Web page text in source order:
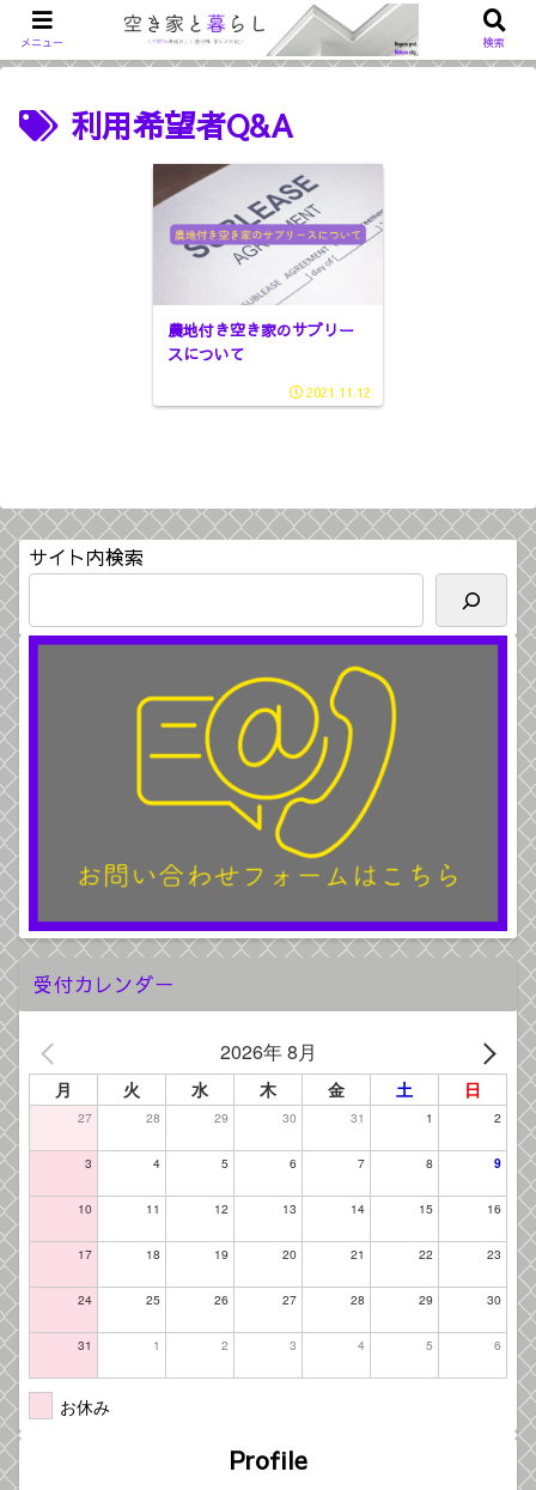
利用希望者Q&A
農地付き空き家のサブリー
スについて
2021.11.12
サイト内検索
受付カレンダー
2026年 8月
月 火 水 木 金 土 日
27 28 29 30 31 1 2
3 4 5 6 7 8 9
10 11 12 13 14 15 16
17 18 19 20 21 22 23
24 25 26 27 28 29 30
31 1 2 3 4 5 6
お休み
Profile
メニュー 検索